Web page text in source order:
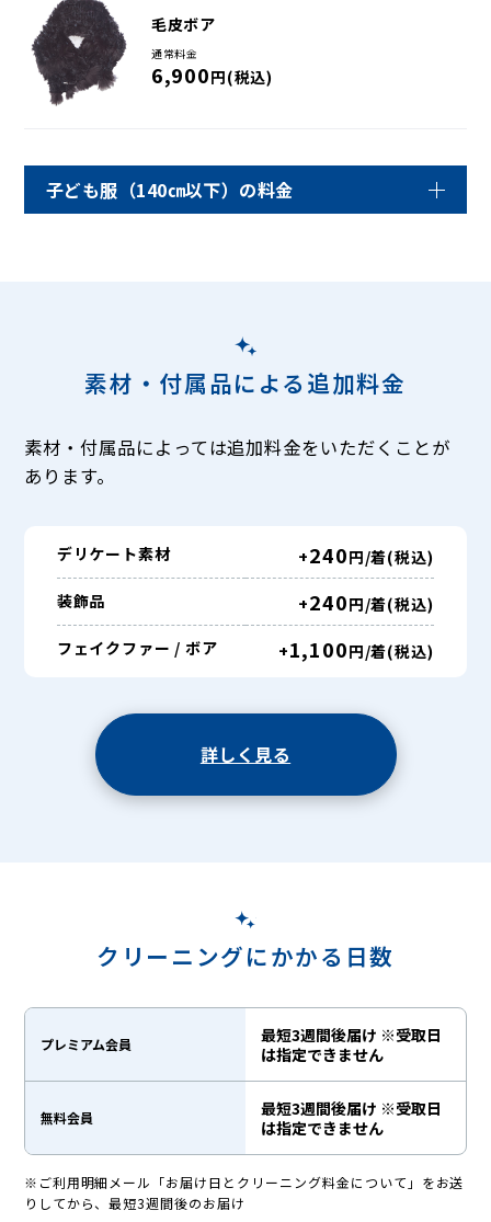
毛皮ボア
通常料金
6,900円(税込)
子ども服（140㎝以下）の料金
素材・付属品による追加料金
素材・付属品によっては追加料金をいただくことが
あります。
デリケート素材 +240円/着(税込)
装飾品
+240円/着(税込)
フェイクファー / ボア
+1,100円/着(税込)
詳しく見る
クリーニングにかかる日数
プレミアム会員
最短3週間後届け ※受取日
は指定できません
無料会員
最短3週間後届け ※受取日
は指定できません
※ご利用明細メール「お届け日とクリーニング料金について」をお送
りしてから、最短3週間後のお届け